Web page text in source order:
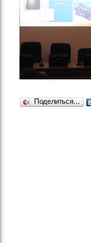
Поделиться…